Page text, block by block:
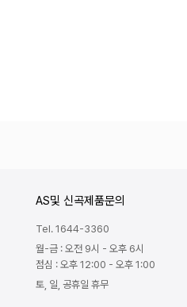
AS및 신곡제품문의
Tel. 1644-3360
월-금 : 오전 9시 - 오후 6시
점심 : 오후 12:00 - 오후 1:00
토, 일, 공휴일 휴무